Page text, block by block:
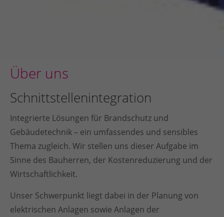
Über uns
Schnittstellenintegration
Integrierte Lösungen für Brandschutz und
Gebäudetechnik – ein umfassendes und sensibles
Thema zugleich. Wir stellen uns dieser Aufgabe im
Sinne des Bauherren, der Kostenreduzierung und der
Wirtschaftlichkeit.
Unser Schwerpunkt liegt dabei in der Planung von
elektrischen Anlagen sowie Anlagen der